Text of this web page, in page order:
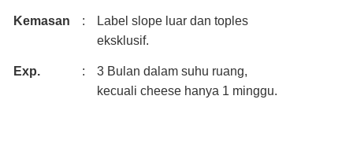
Kemasan :
Label slope luar dan toples
eksklusif.
Exp. :
3 Bulan dalam suhu ruang,
kecuali cheese hanya 1 minggu.